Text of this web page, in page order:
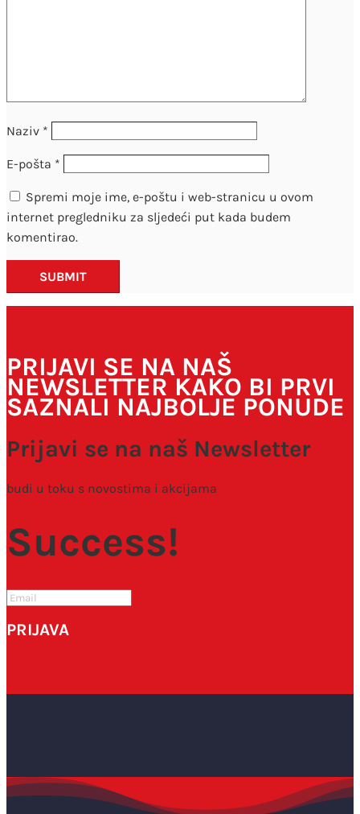
Naziv *
E-pošta *
Spremi moje ime, e-poštu i web-stranicu u ovom
internet pregledniku za sljedeći put kada budem
komentirao.
SUBMIT
PRIJAVI SE NA NAŠ
NEWSLETTER KAKO BI PRVI
SAZNALI NAJBOLJE PONUDE
Prijavi se na naš Newsletter
budi u toku s novostima i akcijama
Success!
PRIJAVA